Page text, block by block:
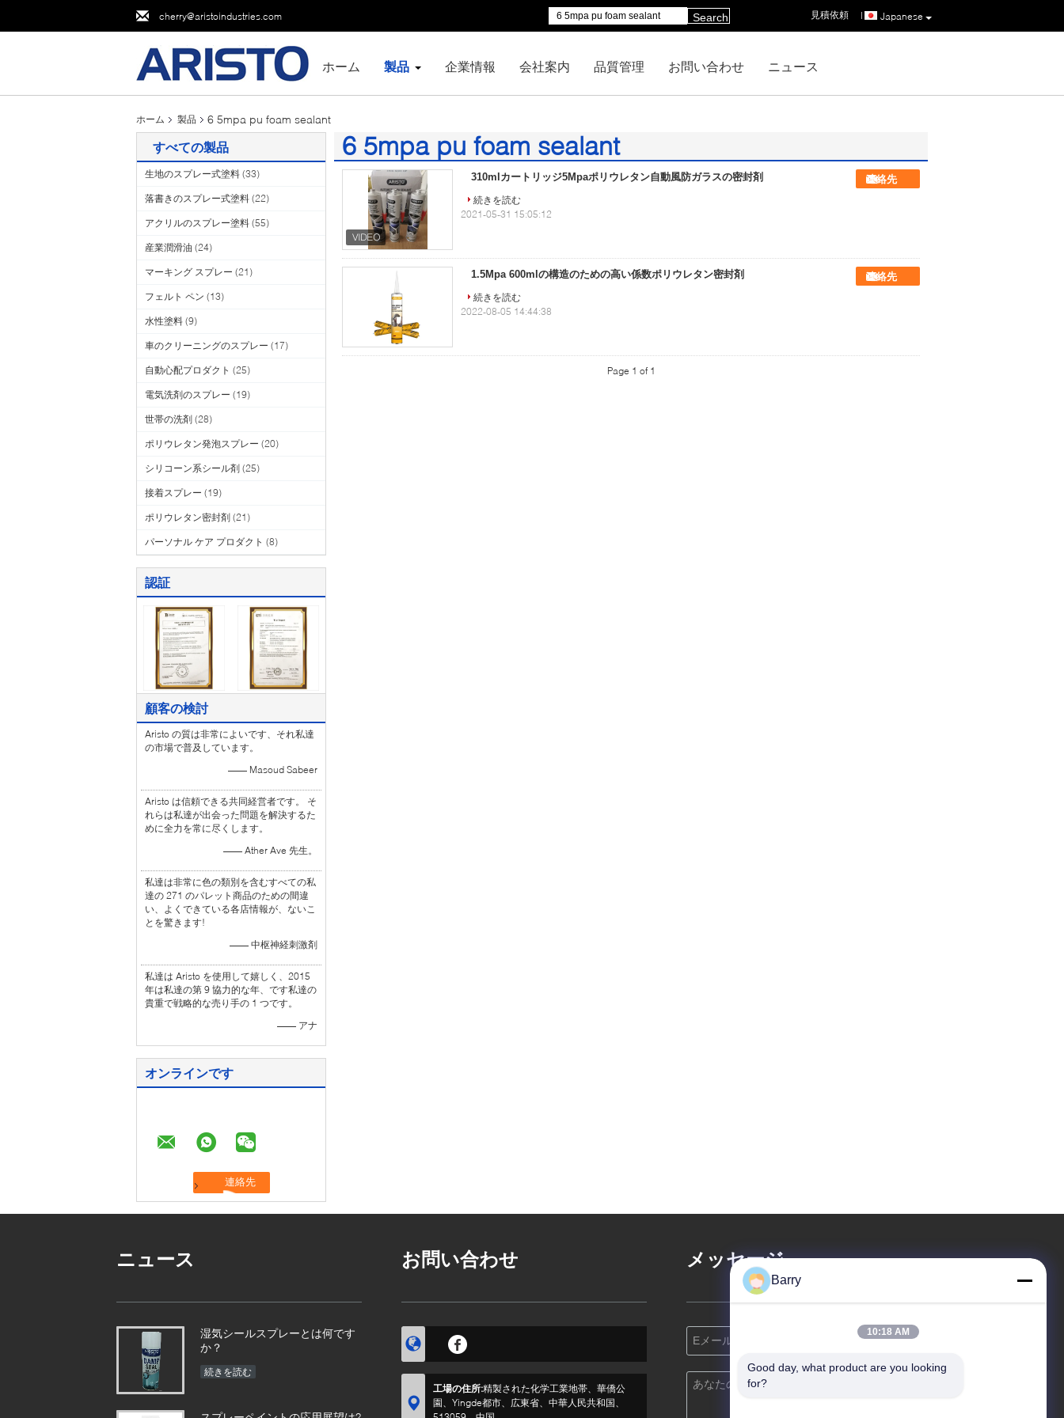
cherry@aristoindustries.com Japanese
見積依頼 |
Search
ホーム 製品 企業情報 会社案内 品質管理 お問い合わせ ニュース
ホーム 製品 6 5mpa pu foam sealant
すべての製品
生地のスプレー式塗料 (33)
落書きのスプレー式塗料 (22)
アクリルのスプレー塗料 (55)
産業潤滑油 (24)
マーキング スプレー (21)
フェルト ペン (13)
水性塗料 (9)
車のクリーニングのスプレー (17)
自動心配プロダクト (25)
電気洗剤のスプレー (19)
世帯の洗剤 (28)
ポリウレタン発泡スプレー (20)
シリコーン系シール剤 (25)
接着スプレー (19)
ポリウレタン密封剤 (21)
パーソナル ケア プロダクト (8)
認証
顧客の検討
Aristo の質は非常によいです、それ私達
の市場で普及しています。
—— Masoud Sabeer
Aristo は信頼できる共同経営者です。 そ
れらは私達が出会った問題を解決するた
めに全力を常に尽くします。
—— Ather Ave 先生。
私達は非常に色の類別を含むすべての私
達の 271 のパレット商品のための間違
い、よくできている各店情報が、ないこ
とを驚きます!
—— 中枢神経刺激剤
私達は Aristo を使用して嬉しく、2015
年は私達の第 9 協力的な年、です私達の
貴重で戦略的な売り手の 1 つです。
—— アナ
オンラインです
6 5mpa pu foam sealant
(2) 310mlカートリッジ5Mpaポリウレタン自動風防ガラスの密封剤
連絡先
続きを読む
2021-05-31 15:05:12
1.5Mpa 600mlの構造のための高い係数ポリウレタン密封剤
連絡先
続きを読む
2022-08-05 14:44:38
Page 1 of 1
ニュース
湿気シールスプレーとは何です
か？
続きを読む
お問い合わせ
工場の住所:精製された化学工業地帯、華僑公
園、Yingde都市、広東省、中華人民共和国、
メッセージ
Barry
10:18 AM
Good day, what product are you looking
for?